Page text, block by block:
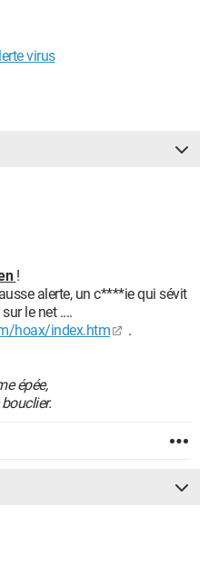
virus
!
alerte, un c****ie qui sévit
le net ....
hoax/index.htm
.
épée,